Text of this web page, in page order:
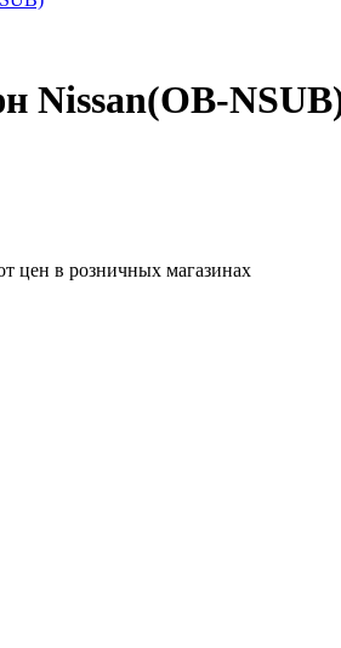
Nissan(OB-
цен в розничных магазинах